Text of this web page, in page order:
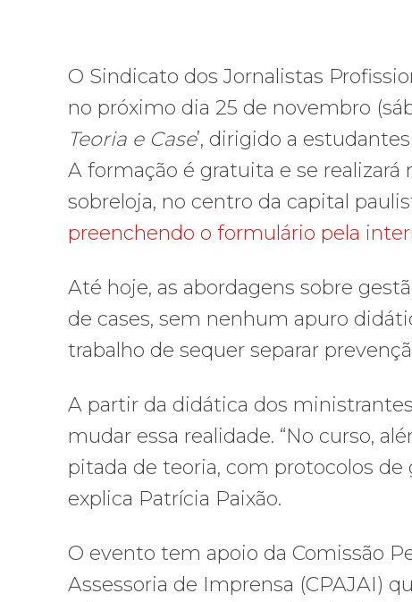
O Sindicato dos Jornalistas
no próximo dia 25 de novembro
Teoria e Case’, dirigido a
A formação é gratuita e se realizará
sobreloja, no centro da capital
preenchendo o formulário pela
Até hoje, as abordagens sobre
de cases, sem nenhum apuro
trabalho de sequer separar
A partir da didática dos
mudar essa realidade. “No curso,
pitada de teoria, com protocolos de
explica Patrícia Paixão.
O evento tem apoio da Comissão
Assessoria de Imprensa (CPAJAI)